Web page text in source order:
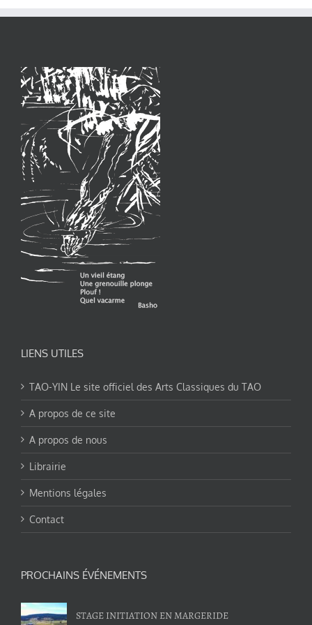
LIENS UTILES
TAO-YIN Le site officiel des Arts Classiques du TAO
A propos de ce site
A propos de nous
Librairie
Mentions légales
Contact
PROCHAINS ÉVÉNEMENTS
STAGE INITIATION EN MARGERIDE